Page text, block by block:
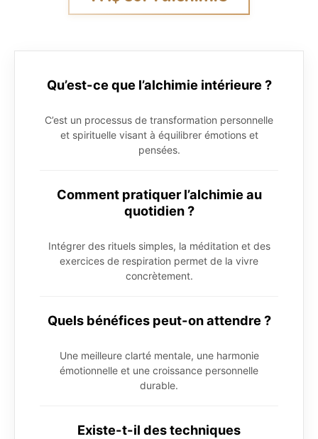
Qu’est-ce que l’alchimie intérieure ?
C’est un processus de transformation personnelle
et spirituelle visant à équilibrer émotions et
pensées.
Comment pratiquer l’alchimie au
quotidien ?
Intégrer des rituels simples, la méditation et des
exercices de respiration permet de la vivre
concrètement.
Quels bénéfices peut-on attendre ?
Une meilleure clarté mentale, une harmonie
émotionnelle et une croissance personnelle
durable.
Existe-t-il des techniques